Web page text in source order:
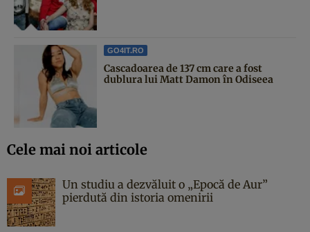
GO4IT.RO
Cascadoarea de 137 cm care a fost
dublura lui Matt Damon în Odiseea
Cele mai noi articole
Un studiu a dezvăluit o „Epocă de Aur”
pierdută din istoria omenirii